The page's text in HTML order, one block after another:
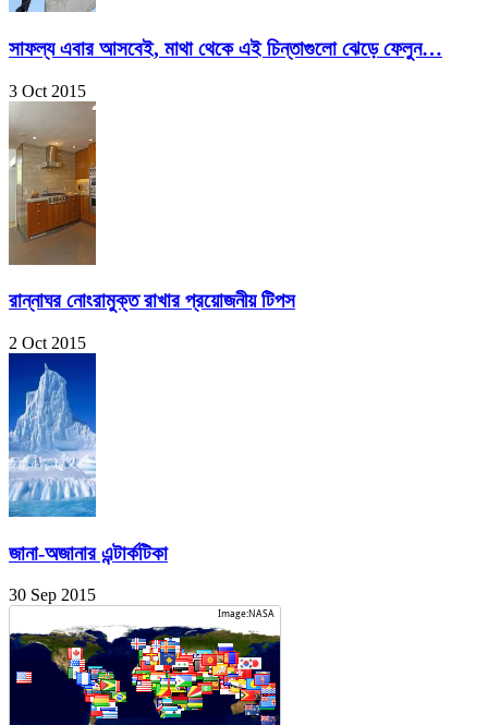
সাফল্য এবার আসবেই, মাথা থেকে এই চিন্তাগুলো ঝেড়ে ফেলুন…
3 Oct 2015
রান্নাঘর নোংরামুক্ত রাখার প্রয়োজনীয় টিপস
2 Oct 2015
জানা-অজানার এন্টার্কটিকা
30 Sep 2015